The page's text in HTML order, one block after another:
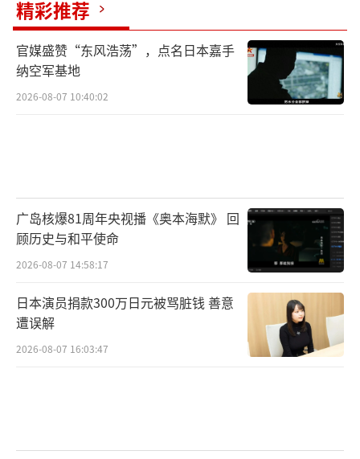
精彩推荐
官媒盛赞“东风浩荡”，点名日本嘉手
纳空军基地
2026-08-07 10:40:02
广岛核爆81周年央视播《奥本海默》 回
顾历史与和平使命
2026-08-07 14:58:17
日本演员捐款300万日元被骂脏钱 善意
遭误解
2026-08-07 16:03:47